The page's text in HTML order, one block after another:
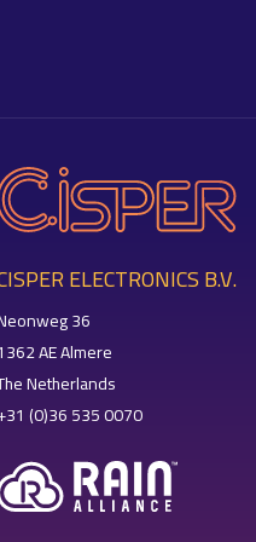
ELECTRONICS B.V.
36
AE Almere
Netherlands
(0)36 535 0070